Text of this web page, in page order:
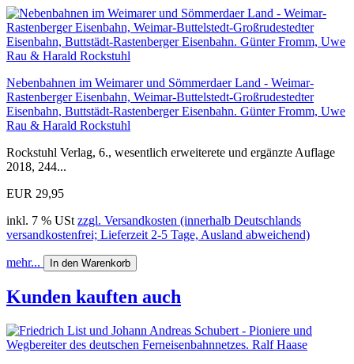
Nebenbahnen im Weimarer und Sömmerdaer Land - Weimar-
Rastenberger Eisenbahn, Weimar-Buttelstedt-Großrudestedter
Eisenbahn, Buttstädt-Rastenberger Eisenbahn. Günter Fromm, Uwe
Rau & Harald Rockstuhl
Rockstuhl Verlag, 6., wesentlich erweiterete und ergänzte Auflage
2018, 244...
EUR 29,95
inkl. 7 % USt zzgl. Versandkosten (innerhalb Deutschlands
versandkostenfrei; Lieferzeit 2-5 Tage, Ausland abweichend)
mehr... In den Warenkorb
Kunden kauften auch